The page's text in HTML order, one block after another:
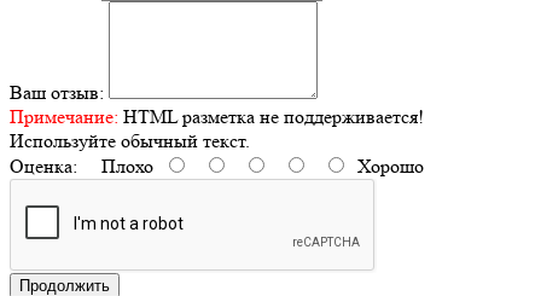
Ваш отзыв:
Примечание: HTML разметка не поддерживается!
Используйте обычный текст.
Оценка: Плохо Хорошо
Продолжить